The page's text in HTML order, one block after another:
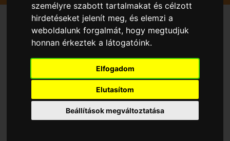
személyre szabott tartalmakat és célzott
hirdetéseket jelenít meg, és elemzi a
weboldalunk forgalmát, hogy megtudjuk
honnan érkeztek a látogatóink.
Elfogadom
Elutasítom
Beállítások megváltoztatása